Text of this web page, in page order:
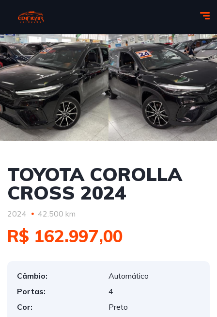
TOYOTA COROLLA
CROSS 2024
2024 42.500 km
R$ 162.997,00
Câmbio:
Automático
Portas:
4
Cor:
Preto